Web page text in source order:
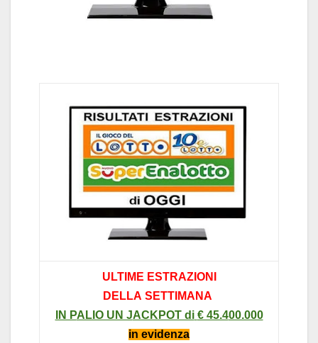
ULTIME ESTRAZIONI
DELLA SETTIMANA
IN PALIO UN JACKPOT di € 45.400.000
in evidenza